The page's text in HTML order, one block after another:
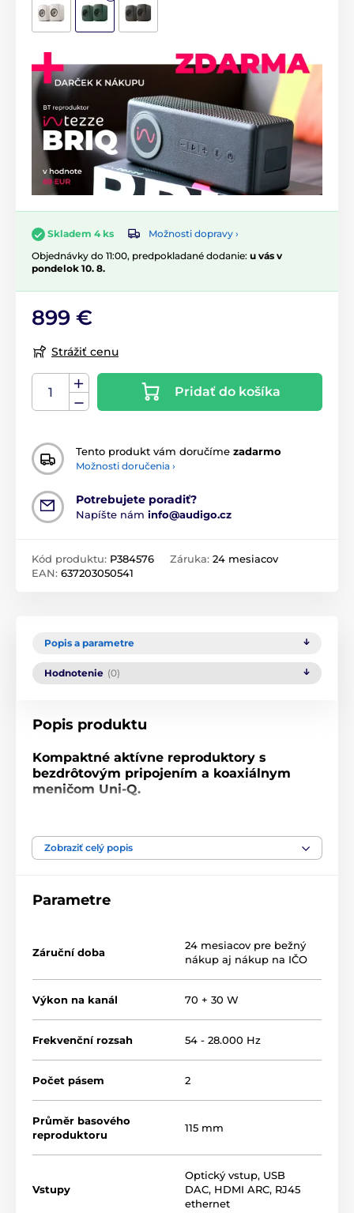
Skladem 4 ks
Možnosti dopravy ›
Objednávky do 11:00, predpokladané dodanie: u vás v
pondelok 10. 8.
899 €
Strážiť cenu
Pridať do košíka
Tento produkt vám doručíme zadarmo
Možnosti doručenia ›
Potrebujete poradiť?
Napíšte nám info@audigo.cz
Kód produktu: P384576
EAN: 637203050541
Záruka: 24 mesiacov
Popis a parametre
Hodnotenie (0)
Popis produktu
Kompaktné aktívne reproduktory s
bezdrôtovým pripojením a koaxiálnym
meničom Uni-Q.
LSX II
2-pásmová konštrukcia s bassreflexom
Jedenásta generácia firemného meniča Uni-Q
Connect, Qobuz, Apple music a ďalšie
Digitálne pripojenie "Plug and play" HDMI ARC,
USB-C, Toslink, LAN
Aplikácia pre Android/iOS
Rozdiely oproti LSX II
Chýbajúca podpora Roon Ready a MQA
Žiadny analógový vstup
ľavý a pravý reproduktor nie je možné pripojiť
bezdrôtovo
Zobraziť celý popis
Parametre
Záruční doba
24 mesiacov pre bežný
nákup aj nákup na IČO
Výkon na kanál 70 + 30 W
Frekvenční rozsah 54 - 28.000 Hz
Počet pásem 2
Průměr basového
reproduktoru
115 mm
Vstupy
Optický vstup, USB
DAC, HDMI ARC, RJ45
ethernet